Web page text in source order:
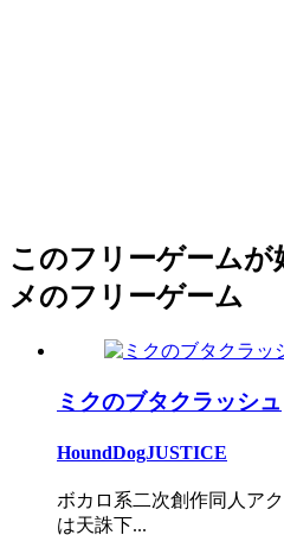
このフリーゲームが
メのフリーゲーム
ミクのブタクラッシュ
HoundDogJUSTICE
ボカロ系二次創作同人ア
は天誅下...